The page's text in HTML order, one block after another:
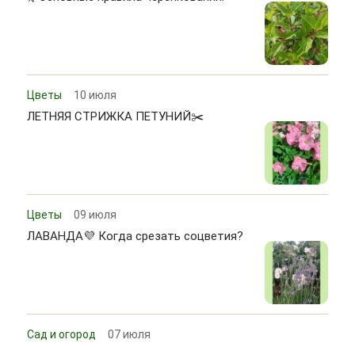
Цветы 10 июля
ЛЕТНЯЯ СТРИЖКА ПЕТУНИЙ✂️
Цветы 09 июля
ЛАВАНДА💜 Когда срезать соцветия?
Сад и огород 07 июля